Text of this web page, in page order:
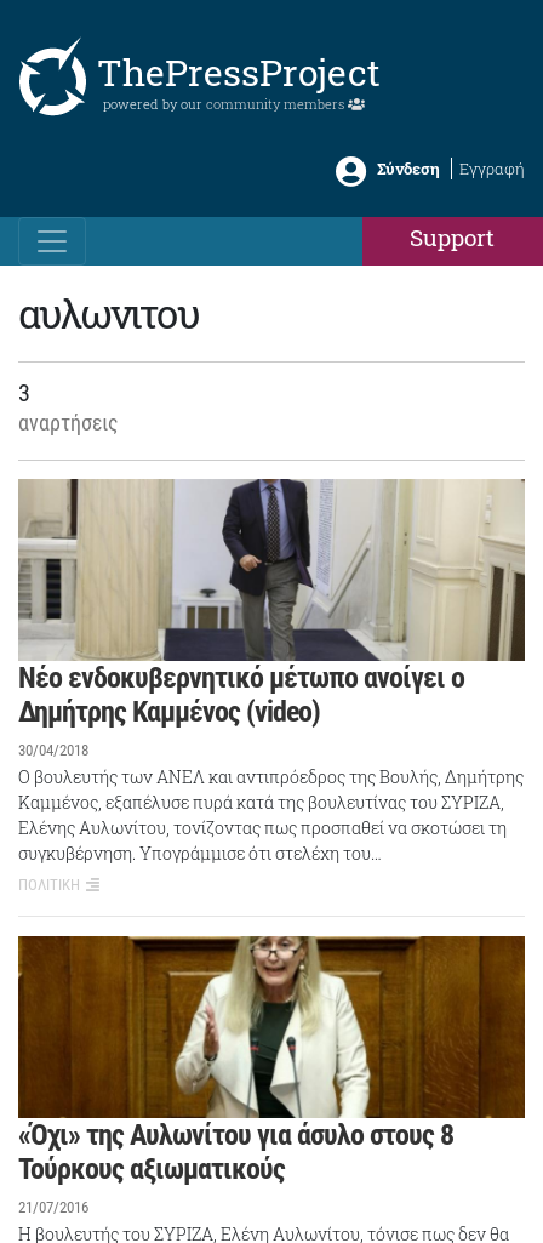
ThePressProject
powered by our community members
Σύνδεση Εγγραφή
Support
αυλωνιτου
3
αναρτήσεις
Νέo ενδοκυβερνητικό μέτωπο ανοίγει ο
Δημήτρης Καμμένος (video)
30/04/2018
Ο βουλευτής των ΑΝΕΛ και αντιπρόεδρος της Βουλής, Δημήτρης
Καμμένος, εξαπέλυσε πυρά κατά της βουλευτίνας του ΣΥΡΙΖΑ,
Ελένης Αυλωνίτου, τονίζοντας πως προσπαθεί να σκοτώσει τη
συγκυβέρνηση. Υπογράμμισε ότι στελέχη του…
ΠΟΛΙΤΙΚΗ
«Όχι» της Αυλωνίτου για άσυλο στους 8
Τούρκους αξιωματικούς
21/07/2016
Η βουλευτής του ΣΥΡΙΖΑ, Ελένη Αυλωνίτου, τόνισε πως δεν θα